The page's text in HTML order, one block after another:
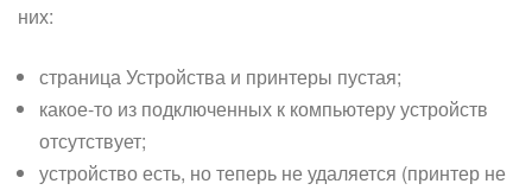
них:
страница Устройства и принтеры пустая;
какое-то из подключенных к компьютеру устройств
отсутствует;
устройство есть, но теперь не удаляется (принтер не